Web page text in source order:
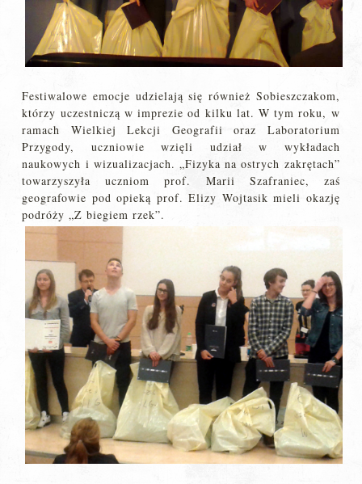
Festiwalowe emocje udzielają się również Sobieszczakom,
którzy uczestniczą w imprezie od kilku lat. W tym roku, w
ramach Wielkiej Lekcji Geografii oraz Laboratorium
Przygody, uczniowie wzięli udział w wykładach
naukowych i wizualizacjach. „Fizyka na ostrych zakrętach”
towarzyszyła uczniom prof. Marii Szafraniec, zaś
geografowie pod opieką prof. Elizy Wojtasik mieli okazję
podróży „Z biegiem rzek”.